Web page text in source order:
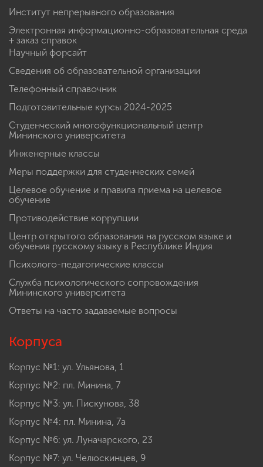
Институт непрерывного образования
Электронная информационно-образовательная среда
+ заказ справок
Научный форсайт
Сведения об образовательной организации
Телефонный справочник
Подготовительные курсы 2024-2025
Студенческий многофункциональный центр
Мининского университета
Инженерные классы
Меры поддержки для студенческих семей
Целевое обучение и правила приема на целевое
обучение
Противодействие коррупции
Центр открытого образования на русском языке и
обучения русскому языку в Республике Индия
Психолого-педагогические классы
Служба психологического сопровождения
Мининского университета
Ответы на часто задаваемые вопросы
Корпуса
Корпус №1: ул. Ульянова, 1
Корпус №2: пл. Минина, 7
Корпус №3: ул. Пискунова, 38
Корпус №4: пл. Минина, 7а
Корпус №6: ул. Луначарского, 23
Корпус №7: ул. Челюскинцев, 9